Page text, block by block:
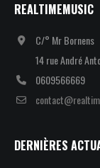
REALTIMEMUSIC
C/° Mr Bornens
14 rue André
0609566669
DERNIÈRES